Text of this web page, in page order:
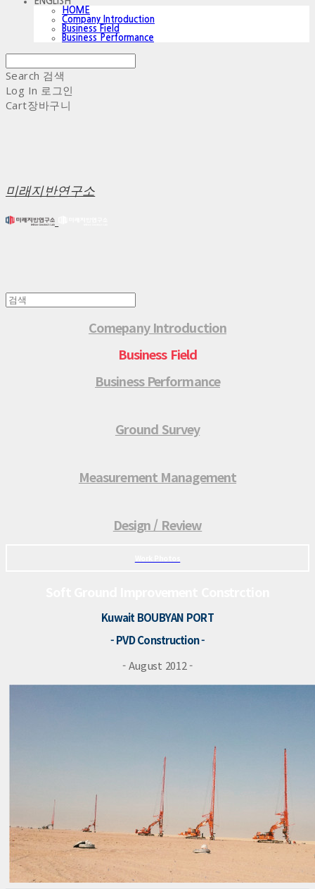
HOME
Company Introduction
Business Field
Business Performance
Search 검색
Log In 로그인
Cart장바구니
미래지반연구소
Comepany Introduction
Business Field
Business Performance
Ground Survey
Measurement Management
Design / Review
Kuwait BOUBYAN PORT
- PVD Construction -
- August 2012 -